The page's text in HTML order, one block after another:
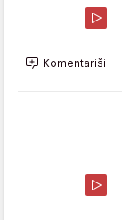
Komentariši